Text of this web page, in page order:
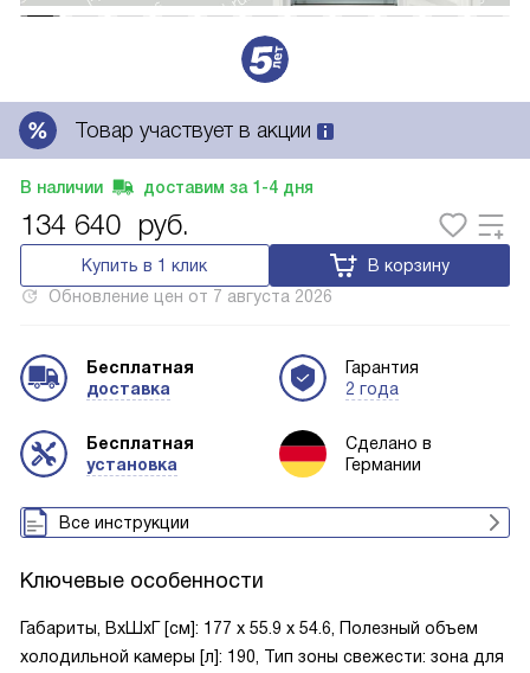
Товар участвует в акции
В наличии доставим за 1-4 дня
134 640 руб.
Купить в 1 клик
В корзину
Обновление цен от 7 августа 2026
Бесплатная
доставка
Бесплатная
установка
Гарантия
2 года
Сделано в
Германии
Все инструкции
Ключевые особенности
Габариты, ВxШxГ [см]: 177 х 55.9 х 54.6, Полезный объем
холодильной камеры [л]: 190, Тип зоны свежести: зона для